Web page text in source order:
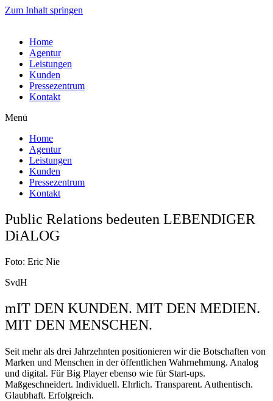
Zum Inhalt springen
Home
Agentur
Leistungen
Kunden
Pressezentrum
Kontakt
Menü
Home
Agentur
Leistungen
Kunden
Pressezentrum
Kontakt
Public Relations bedeuten LEBENDIGER
DiALOG
Foto: Eric Nie
SvdH
mIT DEN KUNDEN. MIT DEN MEDIEN.
MIT DEN MENSCHEN.
Seit mehr als drei Jahrzehnten positionieren wir die Botschaften von
Marken und Menschen in der öffentlichen Wahrnehmung. Analog
und digital. Für Big Player ebenso wie für Start-ups.
Maßgeschneidert. Individuell. Ehrlich. Transparent. Authentisch.
Glaubhaft. Erfolgreich.